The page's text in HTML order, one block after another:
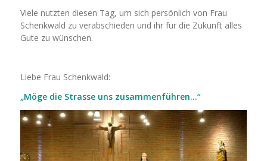
Viele nutzten diesen Tag, um sich persönlich von Frau
Schenkwald zu verabschieden und ihr für die Zukunft alles
Gute zu wünschen.
Liebe Frau Schenkwald:
„Möge die Strasse uns zusammenführen…“